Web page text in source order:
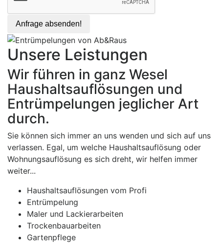
Anfrage absenden!
Unsere Leistungen
Wir führen in ganz Wesel
Haushaltsauflösungen und
Entrümpelungen jeglicher Art
durch.
Sie können sich immer an uns wenden und sich auf uns
verlassen. Egal, um welche Haushaltsauflösung oder
Wohnungsauflösung es sich dreht, wir helfen immer
weiter...
Haushaltsauflösungen vom Profi
Entrümpelung
Maler und Lackierarbeiten
Trockenbauarbeiten
Gartenpflege